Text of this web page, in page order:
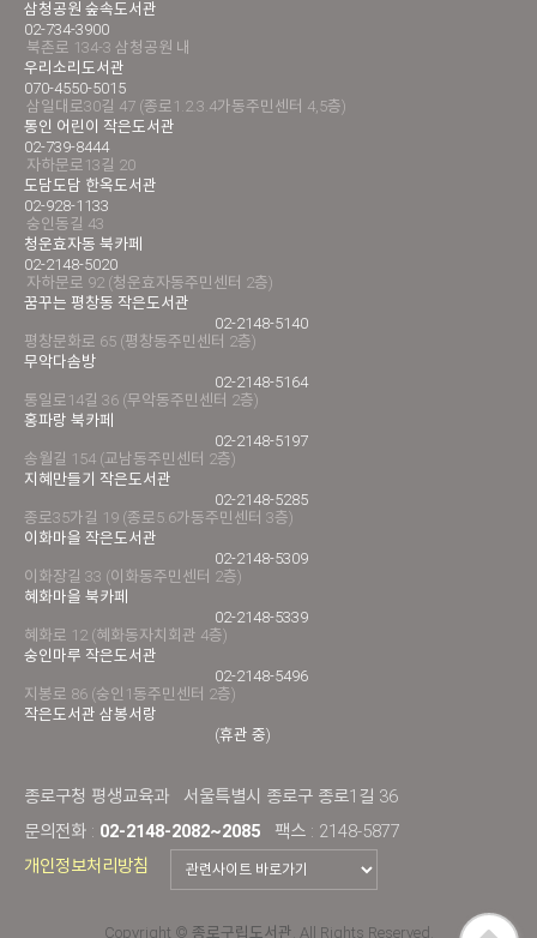
삼청공원 숲속도서관
02-734-3900
북촌로 134-3 삼청공원 내
우리소리도서관
070-4550-5015
삼일대로30길 47 (종로1.2.3.4가동주민센터 4,5층)
통인 어린이 작은도서관
02-739-8444
자하문로13길 20
도담도담 한옥도서관
02-928-1133
숭인동길 43
청운효자동 북카페
02-2148-5020
자하문로 92 (청운효자동주민센터 2층)
꿈꾸는 평창동 작은도서관
02-2148-5140
평창문화로 65 (평창동주민센터 2층)
무악다솜방
02-2148-5164
통일로14길 36 (무악동주민센터 2층)
홍파랑 북카페
02-2148-5197
송월길 154 (교남동주민센터 2층)
지혜만들기 작은도서관
02-2148-5285
종로35가길 19 (종로5.6가동주민센터 3층)
이화마을 작은도서관
02-2148-5309
이화장길 33 (이화동주민센터 2층)
혜화마을 북카페
02-2148-5339
혜화로 12 (혜화동자치회관 4층)
숭인마루 작은도서관
02-2148-5496
지봉로 86 (숭인1동주민센터 2층)
작은도서관 삼봉서랑
(휴관 중)
종로구청 평생교육과
서울특별시 종로구 종로1길 36
문의전화 : 02-2148-2082~2085
팩스 : 2148-5877
개인정보처리방침
Copyright © 종로구립도서관. All Rights Reserved.